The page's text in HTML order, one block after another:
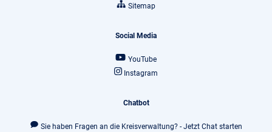
Sitemap
Social Media
YouTube
Instagram
Chatbot
Sie haben Fragen an die Kreisverwaltung? - Jetzt Chat starten